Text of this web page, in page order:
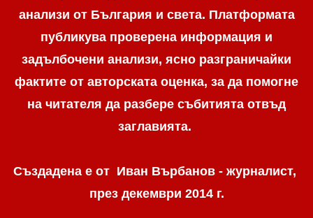
анализи от България и света. Платформата
публикува проверена информация и
задълбочени анализи, ясно разграничaйки
фактите от авторската оценка, за да помогне
на читателя да разбере събитията отвъд
заглавията.
Създадена е от Иван Върбанов - журналист,
през декември 2014 г.